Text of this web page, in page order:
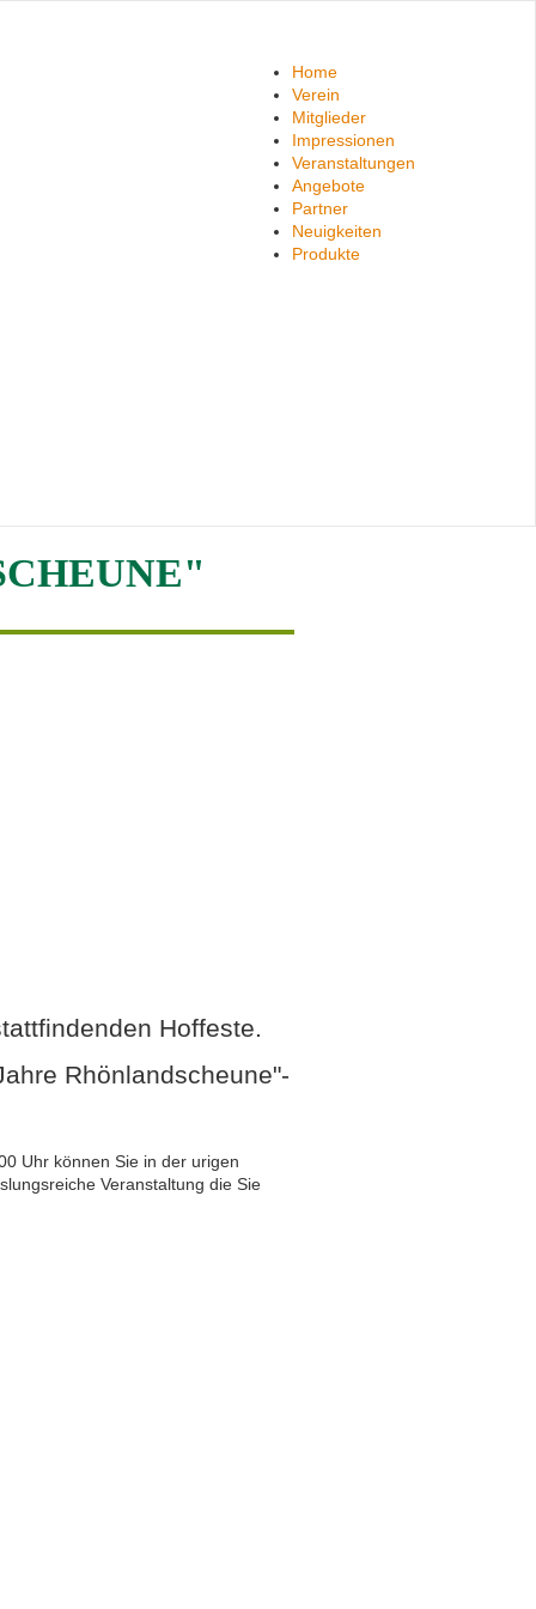
Home
Verein
Mitglieder
Impressionen
Veranstaltungen
Angebote
Partner
Neuigkeiten
Produkte
Hoffeste.
Rhönlandscheune"-
Uhr können Sie in der urigen
Veranstaltung die Sie